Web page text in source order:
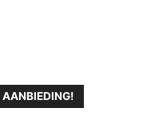
AANBIEDING!